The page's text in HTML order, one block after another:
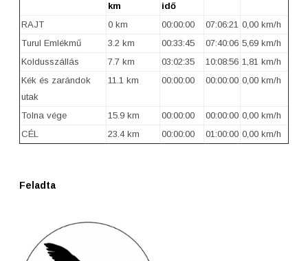
km
idő
RAJT 0 km 00:00:00 07:06:21 0,00 km/h
Turul Emlékmű
3.2 km 00:33:45 07:40:06 5,69 km/h
Koldusszállás
7.7 km 03:02:35 10:08:56 1,81 km/h
Kék és zarándok
utak
11.1 km 00:00:00 00:00:00 0,00 km/h
Tolna vége 15.9 km 00:00:00 00:00:00 0,00 km/h
CÉL
23.4 km 00:00:00 01:00:00 0,00 km/h
Feladta